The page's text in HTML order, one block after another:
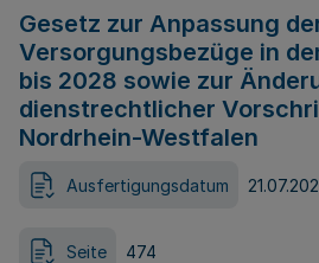
Gesetz zur Anpassung
Versorgungsbezüge in
bis 2028 sowie zur
dienstrechtlicher
Nordrhein-Westfalen
Ausfertigungsdatum
Seite 474